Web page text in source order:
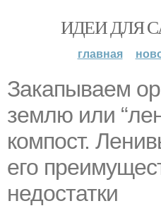
ИДЕИ ДЛЯ
главная
Закапываем
землю или
компост.
его
недостатки